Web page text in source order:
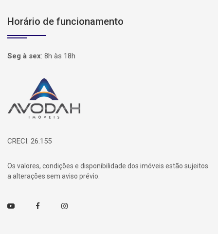
Horário de funcionamento
Seg à sex: 8h às 18h
Página inicial
CRECI: 26.155
Os valores, condições e disponibilidade dos imóveis estão sujeitos
a alterações sem aviso prévio.
Youtube FacebookInstagram